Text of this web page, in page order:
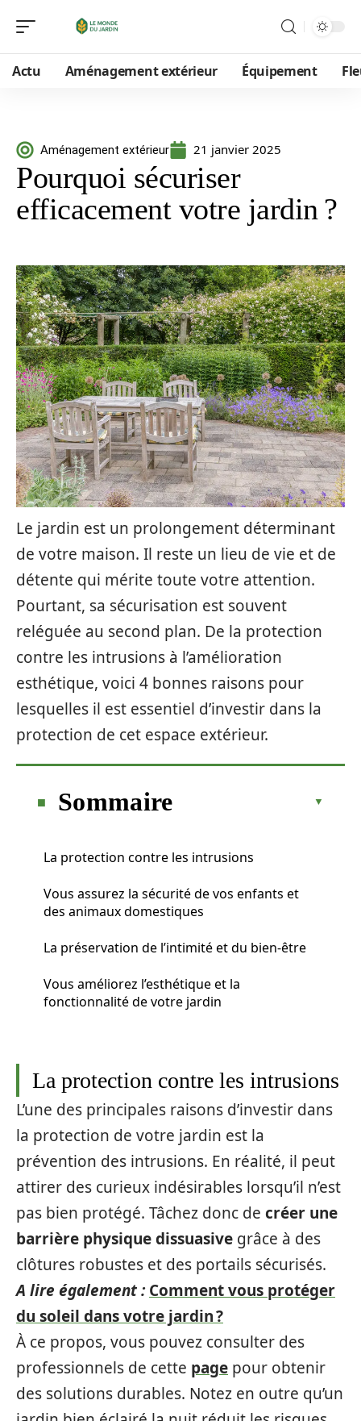
Actu Aménagement extérieur Équipement
Aménagement extérieur 21 janvier 2025
Pourquoi sécuriser
efficacement votre jardin ?
Le jardin est un prolongement déterminant
de votre maison. Il reste un lieu de vie et de
détente qui mérite toute votre attention.
Pourtant, sa sécurisation est souvent
reléguée au second plan. De la protection
contre les intrusions à l’amélioration
esthétique, voici 4 bonnes raisons pour
lesquelles il est essentiel d’investir dans la
protection de cet espace extérieur.
Sommaire
La protection contre les intrusions
Vous assurez la sécurité de vos enfants et
des animaux domestiques
La préservation de l’intimité et du bien-être
Vous améliorez l’esthétique et la
fonctionnalité de votre jardin
La protection contre les intrusions
L’une des principales raisons d’investir dans
la protection de votre jardin est la
prévention des intrusions. En réalité, il peut
attirer des curieux indésirables lorsqu’il n’est
pas bien protégé. Tâchez donc de créer une
barrière physique dissuasive grâce à des
clôtures robustes et des portails sécurisés.
A lire également : Comment vous protéger
du soleil dans votre jardin ?
À ce propos, vous pouvez consulter des
professionnels de cette page pour obtenir
des solutions durables. Notez en outre qu’un